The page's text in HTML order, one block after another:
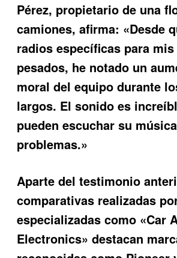
Pérez, propietario de una
camiones, afirma: «Desde
radios específicas para
pesados, he notado un
moral del equipo durante
largos. El sonido es
pueden escuchar su
problemas.»
Aparte del testimonio
comparativas realizadas
especializadas como «Car
Electronics» destacan